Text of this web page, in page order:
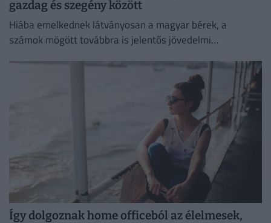
gazdag és szegény között
Hiába emelkednek látványosan a magyar bérek, a
számok mögött továbbra is jelentős jövedelmi
Így dolgoznak home officeból az élelmesek,